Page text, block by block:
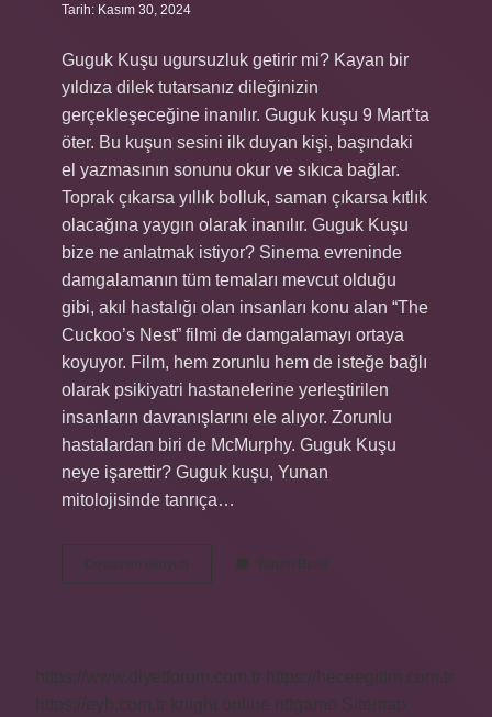
Tarih: Kasım 30, 2024
Guguk Kuşu ugursuzluk getirir mi? Kayan bir
yıldıza dilek tutarsanız dileğinizin
gerçekleşeceğine inanılır. Guguk kuşu 9 Mart’ta
öter. Bu kuşun sesini ilk duyan kişi, başındaki
el yazmasının sonunu okur ve sıkıca bağlar.
Toprak çıkarsa yıllık bolluk, saman çıkarsa kıtlık
olacağına yaygın olarak inanılır. Guguk Kuşu
bize ne anlatmak istiyor? Sinema evreninde
damgalamanın tüm temaları mevcut olduğu
gibi, akıl hastalığı olan insanları konu alan “The
Cuckoo’s Nest” filmi de damgalamayı ortaya
koyuyor. Film, hem zorunlu hem de isteğe bağlı
olarak psikiyatri hastanelerine yerleştirilen
insanların davranışlarını ele alıyor. Zorunlu
hastalardan biri de McMurphy. Guguk Kuşu
neye işarettir? Guguk kuşu, Yunan
mitolojisinde tanrıça…
Devamını okuyun
Kuşu
Yorum Bırak
https://www.diyetforum.com.tr
https://heceegitim.com.tr
https://eyh.com.tr
knight online nttgame Sitemap